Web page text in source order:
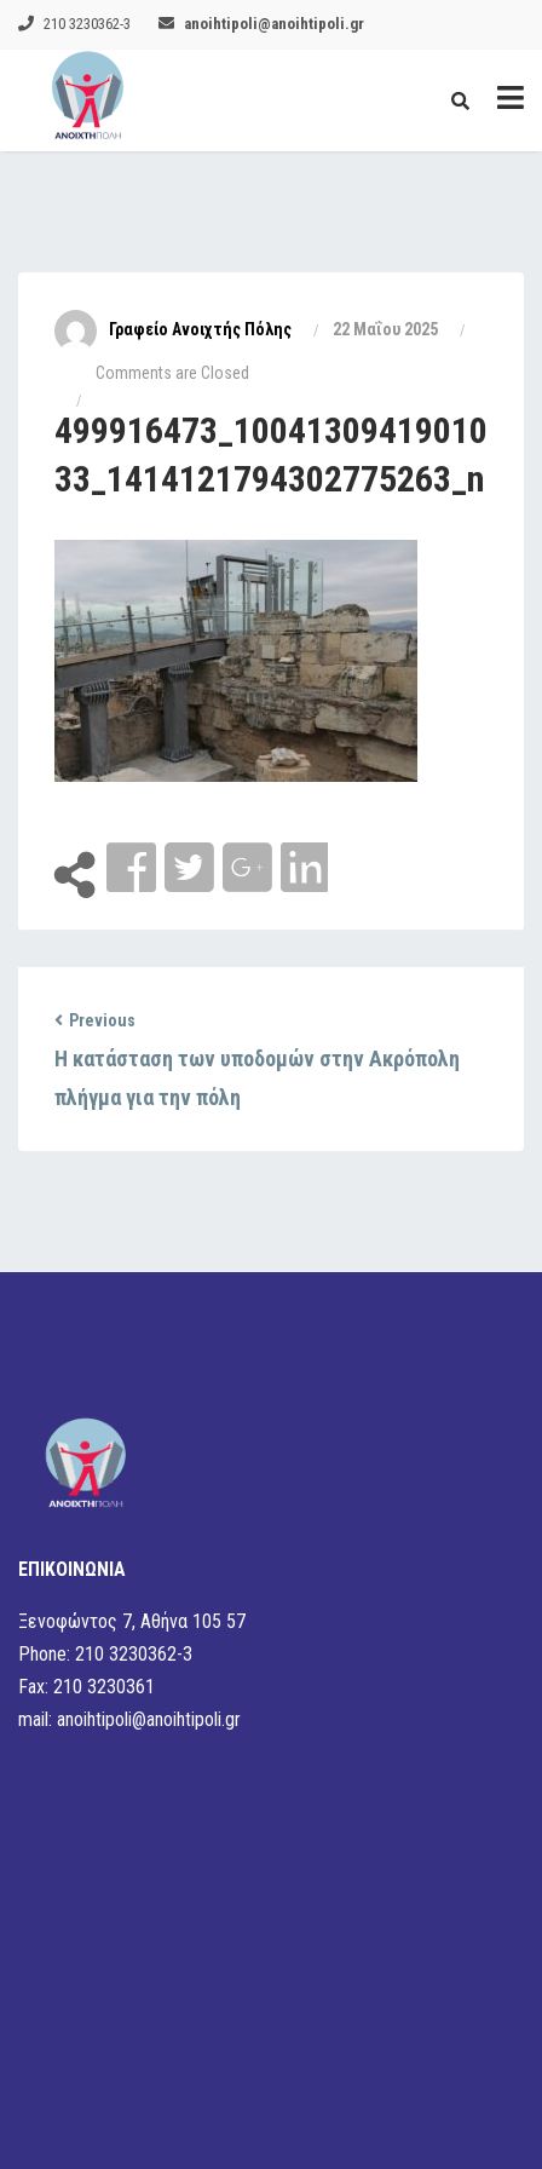
210 3230362-3 anoihtipoli@anoihtipoli.gr
Γραφείο Ανοιχτής Πόλης 22 Μαΐου 2025
Comments are Closed
499916473_10041309419010
33_1414121794302775263_n
Previous
Η κατάσταση των υποδομών στην Ακρόπολη
πλήγμα για την πόλη
ΕΠΙΚΟΙΝΩΝΙΑ
Ξενοφώντος 7, Αθήνα 105 57
Phone: 210 3230362-3
Fax: 210 3230361
mail: anoihtipoli@anoihtipoli.gr